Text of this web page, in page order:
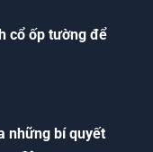
cổ ốp tường để
những bí quyết